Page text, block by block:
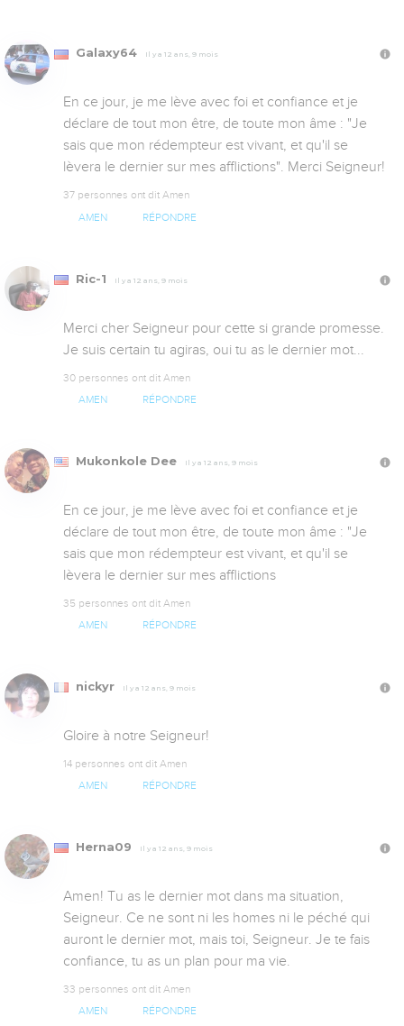
Galaxy64 Il y a 12 ans, 9 mois
En ce jour, je me lève avec foi et confiance et je
déclare de tout mon être, de toute mon âme : "Je
sais que mon rédempteur est vivant, et qu'il se
lèvera le dernier sur mes afflictions". Merci Seigneur!
37 personnes ont dit Amen
AMEN RÉPONDRE
Ric-1 Il y a 12 ans, 9 mois
Merci cher Seigneur pour cette si grande promesse.
Je suis certain tu agiras, oui tu as le dernier mot...
30 personnes ont dit Amen
AMEN RÉPONDRE
Mukonkole Dee Il y a 12 ans, 9 mois
En ce jour, je me lève avec foi et confiance et je
déclare de tout mon être, de toute mon âme : "Je
sais que mon rédempteur est vivant, et qu'il se
lèvera le dernier sur mes afflictions
35 personnes ont dit Amen
AMEN RÉPONDRE
nickyr Il y a 12 ans, 9 mois
Gloire à notre Seigneur!
14 personnes ont dit Amen
AMEN RÉPONDRE
Herna09 Il y a 12 ans, 9 mois
Amen! Tu as le dernier mot dans ma situation,
Seigneur. Ce ne sont ni les homes ni le péché qui
auront le dernier mot, mais toi, Seigneur. Je te fais
confiance, tu as un plan pour ma vie.
33 personnes ont dit Amen
AMEN RÉPONDRE